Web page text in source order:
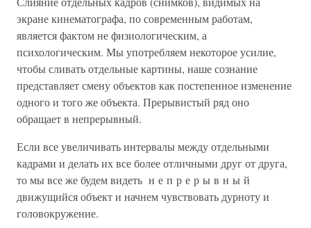
экране кинематографа, по современным работам,
является фактом не физиологическим, а
психологическим. Мы употребляем некоторое усилие,
чтобы сливать отдельные картины, наше сознание
представляет смену объектов как постепенное изменение
одного и того же объекта. Прерывистый ряд оно
обращает в непрерывный.
Если все увеличивать интервалы между отдельными
кадрами и делать их все более отличными друг от друга,
то мы все же будем видеть н е п р е р ы в н ы й
движущийся объект и начнем чувствовать дурноту и
головокружение.